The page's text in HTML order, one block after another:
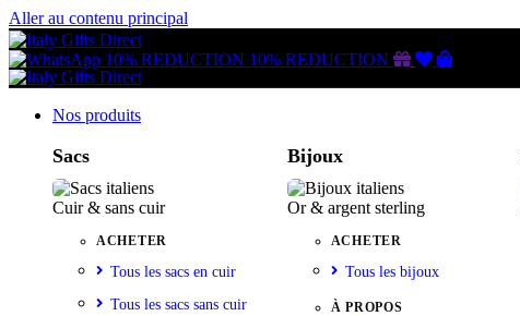
Aller au contenu principal
10% REDUCTION 10% REDUCTION Gutscheine
Wunschliste
Warenkorb
Nos produits
Sacs
Cuir & sans cuir
ACHETER
Tous les sacs en cuir
Tous les sacs sans cuir
Bijoux
Or & argent sterling
ACHETER
Tous les bijoux
À PROPOS